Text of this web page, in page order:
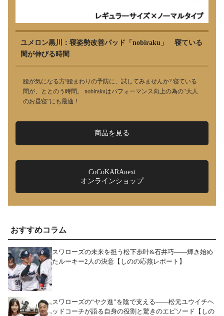
ユメロン黒川：寝姿勢改善パッド「nobiraku」 寝ている
間が伸びる時間
腰が気になる方!腰まわりの予防に、試してみませんか? 寝ている
間が、ととのう時間。 nobirakuはパフォーマンス向上の為の“大人
のお昼寝”にも最適！
商品を見る
CoCoKARAnext
オンラインショップ
おすすめコラム
スワローズの未来を担う松下歩叶&石井巧――輝き始め
たルーキー2人の決意【しのの応燕レポート】
スワローズの“ヤク進”を陰で支える――松元ユウイチヘ
ッドコーチが語る自身の役割と驚きのエピソード【しの